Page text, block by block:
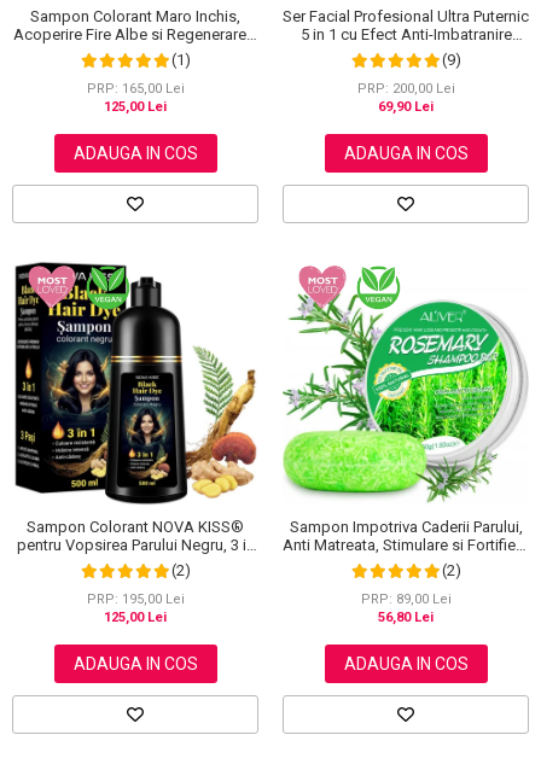
Sampon Colorant Maro Inchis,
Acoperire Fire Albe si Regenerare 3
in 1, #5 Dark Coffee, 500 ml
(1)
PRP: 165,00 Lei
125,00 Lei
ADAUGA IN COS
Ser Facial Profesional Ultra Puternic
5 in 1 cu Efect Anti-Imbatranire
NOVA KISS®, 30 ml
(9)
PRP: 200,00 Lei
69,90 Lei
ADAUGA IN COS
Sampon Colorant NOVA KISS®
pentru Vopsirea Parului Negru, 3 in
1, Acoperire Fire Albe, 500 ml
(2)
PRP: 195,00 Lei
125,00 Lei
ADAUGA IN COS
Sampon Impotriva Caderii Parului,
Anti Matreata, Stimulare si Fortifiere
cu Rozmarin Organic, 100% Natural,
Aliver 60 g
(2)
PRP: 89,00 Lei
56,80 Lei
ADAUGA IN COS